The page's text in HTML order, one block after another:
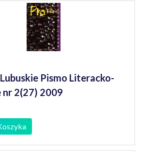
Pismo Literacko-
2(27) 2009